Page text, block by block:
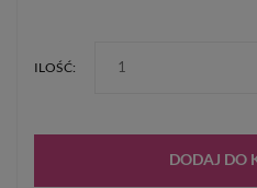
ILOŚĆ:
DODAJ DO